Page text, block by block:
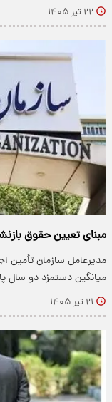
۲۲ تیر ۱۴۰۵
مبنای تعیین حقوق
مدیرعامل سازمان تأمین
میانگین دستمزد دو سال
۲۱ تیر ۱۴۰۵